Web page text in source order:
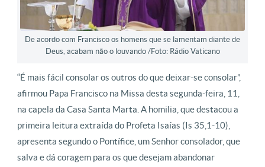
De acordo com Francisco os homens que se lamentam diante de
Deus, acabam não o louvando /Foto: Rádio Vaticano
“É mais fácil consolar os outros do que deixar-se consolar”,
afirmou Papa Francisco na Missa desta segunda-feira, 11,
na capela da Casa Santa Marta. A homilia, que destacou a
primeira leitura extraída do Profeta Isaías (Is 35,1-10),
apresenta segundo o Pontífice, um Senhor consolador, que
salva e dá coragem para os que desejam abandonar